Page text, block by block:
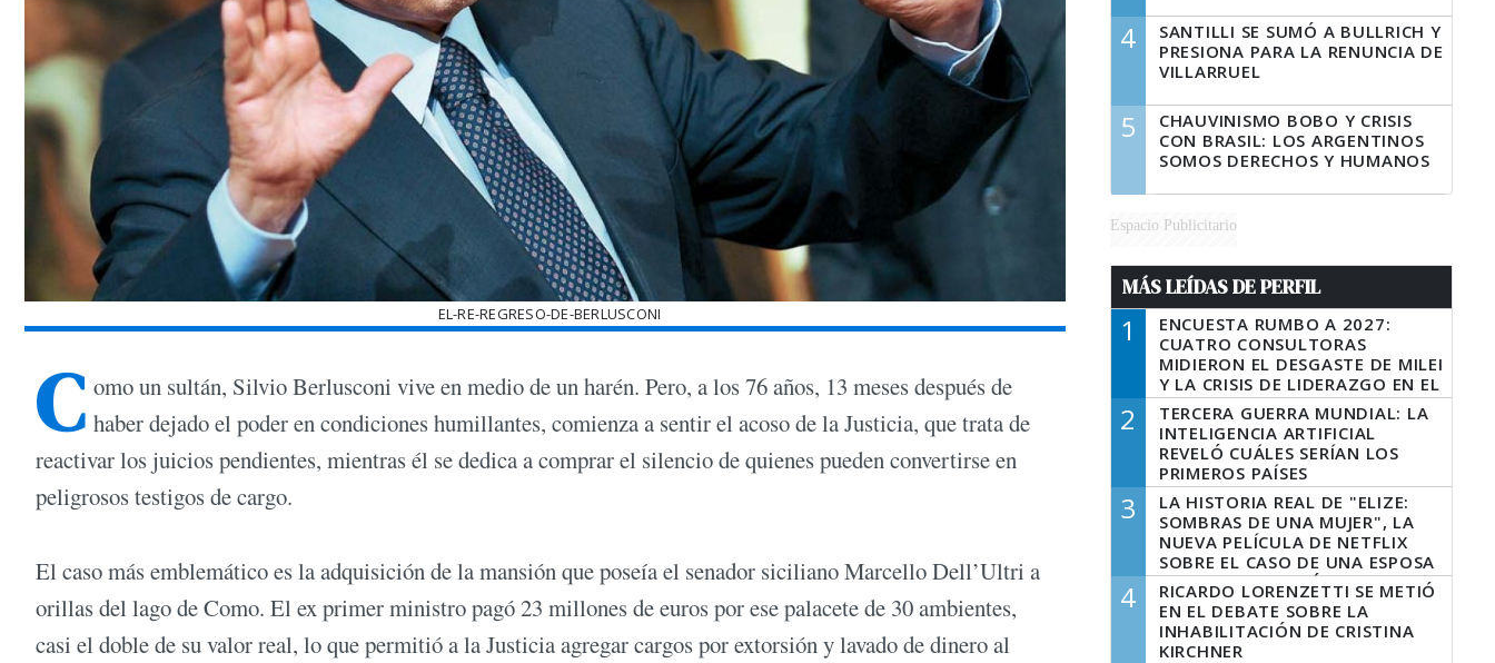
EL-RE-REGRESO-DE-BERLUSCONI
C omo un sultán, Silvio Berlusconi vive en medio de un harén. Pero, a los 76 años, 13 meses después de
haber dejado el poder en condiciones humillantes, comienza a sentir el acoso de la Justicia, que trata de
reactivar los juicios pendientes, mientras él se dedica a comprar el silencio de quienes pueden convertirse en
peligrosos testigos de cargo.
El caso más emblemático es la adquisición de la mansión que poseía el senador siciliano Marcello Dell’Ultri a
orillas del lago de Como. El ex primer ministro pagó 23 millones de euros por ese palacete de 30 ambientes,
casi el doble de su valor real, lo que permitió a la Justicia agregar cargos por extorsión y lavado de dinero al
4
SANTILLI SE SUMÓ A BULLRICH Y
PRESIONA PARA LA RENUNCIA DE
VILLARRUEL
5
CHAUVINISMO BOBO Y CRISIS
CON BRASIL: LOS ARGENTINOS
SOMOS DERECHOS Y HUMANOS
Espacio Publicitario
MÁS LEÍDAS DE PERFIL
1
ENCUESTA RUMBO A 2027:
CUATRO CONSULTORAS
MIDIERON EL DESGASTE DE MILEI
Y LA CRISIS DE LIDERAZGO EN EL
PERONISMO
2
TERCERA GUERRA MUNDIAL: LA
INTELIGENCIA ARTIFICIAL
REVELÓ CUÁLES SERÍAN LOS
PRIMEROS PAÍSES
LATINOAMERICANOS EN SER
DERROTADOS
3
LA HISTORIA REAL DE "ELIZE:
SOMBRAS DE UNA MUJER", LA
NUEVA PELÍCULA DE NETFLIX
SOBRE EL CASO DE UNA ESPOSA
QUE DESCUARTIZÓ A SU
MARIDO
4
RICARDO LORENZETTI SE METIÓ
EN EL DEBATE SOBRE LA
INHABILITACIÓN DE CRISTINA
KIRCHNER